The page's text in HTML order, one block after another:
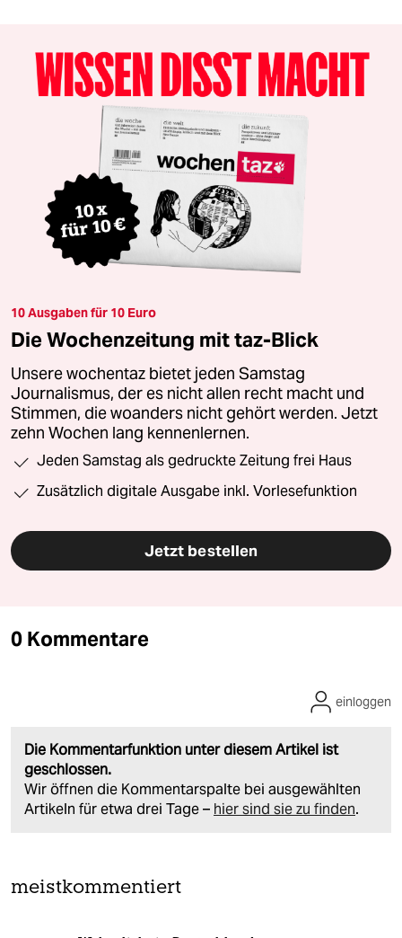
10 Ausgaben für 10 Euro
Die Wochenzeitung mit taz-Blick
Unsere wochentaz bietet jeden Samstag
Journalismus, der es nicht allen recht macht und
Stimmen, die woanders nicht gehört werden. Jetzt
zehn Wochen lang kennenlernen.
Jeden Samstag als gedruckte Zeitung frei Haus
Zusätzlich digitale Ausgabe inkl. Vorlesefunktion
Jetzt bestellen
0 Kommentare
Die Kommentarfunktion unter diesem Artikel ist
geschlossen.
Wir öffnen die Kommentarspalte bei ausgewählten
Artikeln für etwa drei Tage – hier sind sie zu finden.
einloggen
meistkommentiert